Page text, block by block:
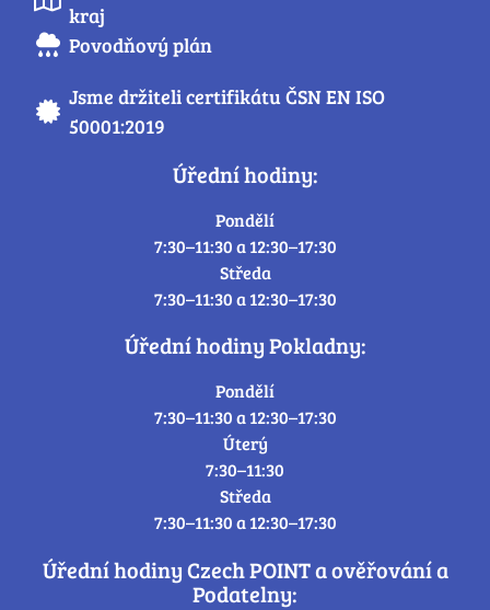
kraj
Povodňový plán
Jsme držiteli certifikátu ČSN EN ISO
50001:2019
Úřední hodiny:
Pondělí
7:30–11:30 a 12:30–17:30
Středa
7:30–11:30 a 12:30–17:30
Úřední hodiny Pokladny:
Pondělí
7:30–11:30 a 12:30–17:30
Úterý
7:30–11:30
Středa
7:30–11:30 a 12:30–17:30
Úřední hodiny Czech POINT a ověřování a
Podatelny: